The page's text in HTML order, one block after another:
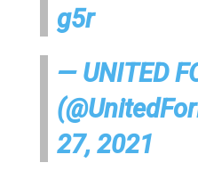
g5r
— UNITED
27, 2021